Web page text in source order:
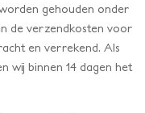
gehouden onder
de verzendkosten voor
en verrekend. Als
wij binnen 14 dagen het